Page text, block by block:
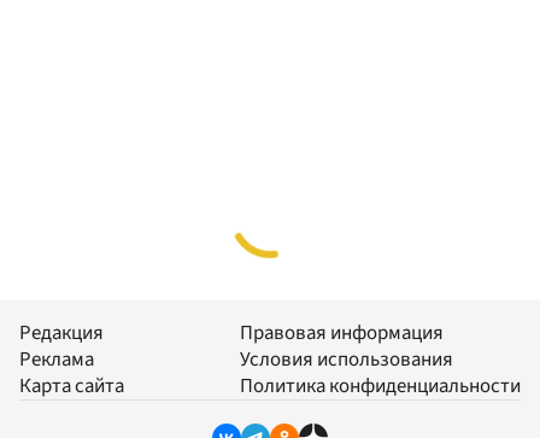
Редакция
Реклама
Карта сайта
Правовая информация
Условия использования
Политика конфиденциальности